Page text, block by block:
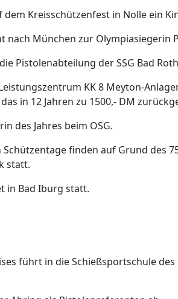
Kreisschützenfest in Nolle ein
nach München zur Olympiasiegerin
Pistolenabteilung der SSG Bad
KK 8 Meyton-
in 12 Jahren zu 1500,- DM
des Jahres beim OSG.
finden auf Grund des
statt.
in Bad Iburg statt.
führt in die Schießsportschule